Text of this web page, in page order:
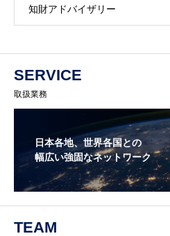
知財アドバイザリー
SERVICE
取扱業務
日本各地、世界各国との
幅広い強固なネットワーク
TEAM